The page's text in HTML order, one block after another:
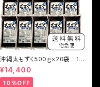
沖縄太もずく500ｇ×20袋 10
kg
¥14,400
10%OFF